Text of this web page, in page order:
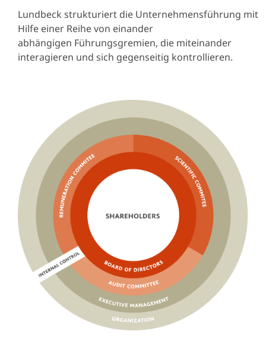
Lundbeck strukturiert die Unternehmensführung mit
Hilfe einer Reihe von einander
abhängigen Führungsgremien, die miteinander
interagieren und sich gegenseitig kontrollieren.